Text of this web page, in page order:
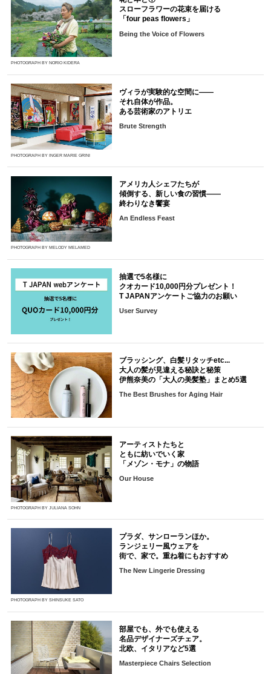
PHOTOGRAPH BY NORIO KIDERA
スローフラワーの花束を届ける
「four peas flowers」
Being the Voice of Flowers
PHOTOGRAPH BY INGER MARIE GRINI
ヴィラが実験的な空間に――
それ自体が作品。
ある芸術家のアトリエ
Brute Strength
PHOTOGRAPH BY MELODY MELAMED
アメリカ人シェフたちが
傾倒する、新しい食の習慣――
終わりなき饗宴
An Endless Feast
抽選で5名様に
クオカード10,000円分プレゼント！
T JAPANアンケートご協力のお願い
User Survey
ブラッシング、白髪リタッチetc...
大人の髪が見違える秘訣と秘策
伊熊奈美の「大人の美髪塾」まとめ5選
The Best Brushes for Aging Hair
PHOTOGRAPH BY JULIANA SOHN
アーティストたちと
ともに紡いでいく家
「メゾン・モナ」の物語
Our House
PHOTOGRAPH BY SHINSUKE SATO
プラダ、サンローランほか。
ランジェリー風ウェアを
街で、家で。重ね着にもおすすめ
The New Lingerie Dressing
部屋でも、外でも使える
名品デザイナーズチェア。
北欧、イタリアなど5選
Masterpiece Chairs Selection